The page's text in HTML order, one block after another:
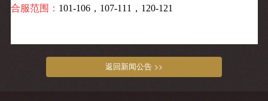
合服范围 ： 101-106，107-111，120-121
返回新闻公告 >>